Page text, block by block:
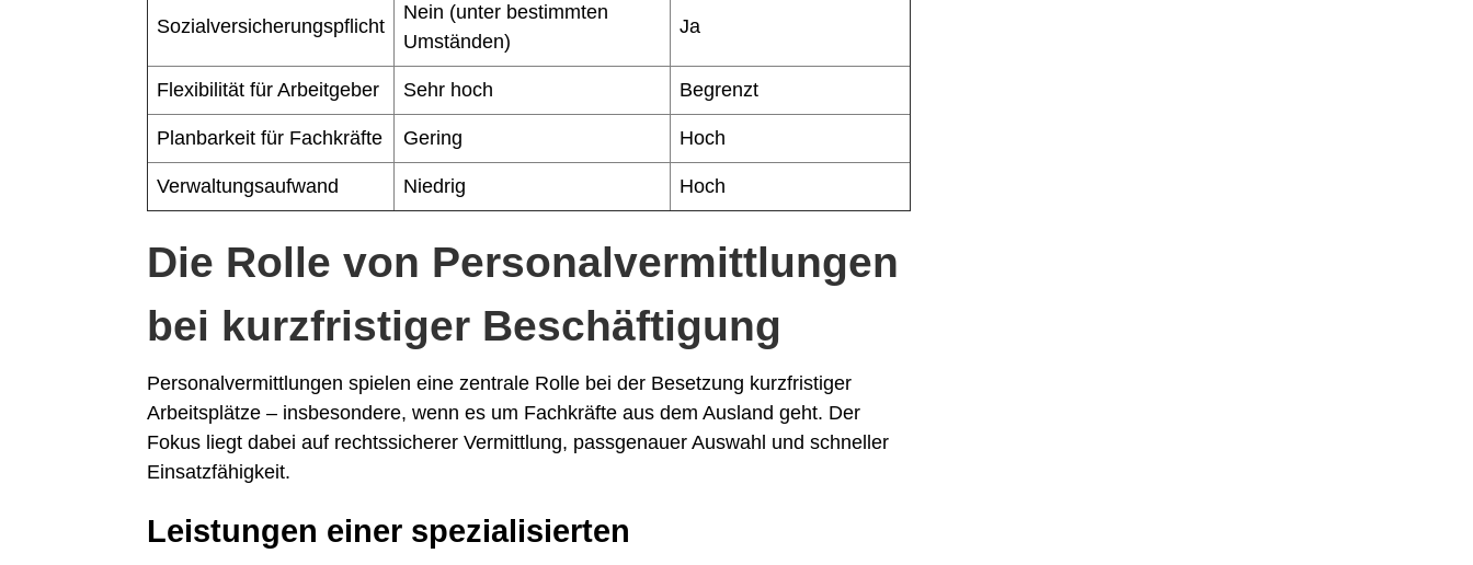
Sozialversicherungspflicht
Nein (unter bestimmten
Umständen)
Ja
Flexibilität für Arbeitgeber Sehr hoch Begrenzt
Planbarkeit für Fachkräfte Gering Hoch
Verwaltungsaufwand Niedrig Hoch
Die Rolle von Personalvermittlungen
bei kurzfristiger Beschäftigung
Personalvermittlungen spielen eine zentrale Rolle bei der Besetzung kurzfristiger
Arbeitsplätze – insbesondere, wenn es um Fachkräfte aus dem Ausland geht. Der
Fokus liegt dabei auf rechtssicherer Vermittlung, passgenauer Auswahl und schneller
Einsatzfähigkeit.
Leistungen einer spezialisierten